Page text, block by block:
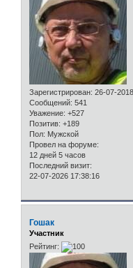
Зарегистрирован: 26-07-2018
Сообщений: 541
Уважение: +527
Позитив: +189
Пол: Мужской
Провел на форуме:
12 дней 5 часов
Последний визит:
22-07-2026 17:38:16
Гошак
Участник
Рейтинг: